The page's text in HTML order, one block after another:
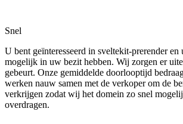
Snel
U bent geïnteresseerd in sveltekit-prerender
mogelijk in uw bezit hebben. Wij zorgen er
gebeurt. Onze gemiddelde doorlooptijd
werken nauw samen met de verkoper om de
verkrijgen zodat wij het domein zo snel
overdragen.